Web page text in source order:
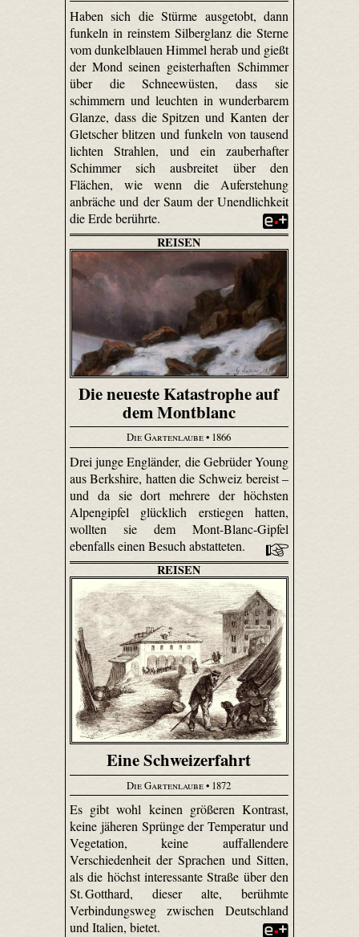
Haben sich die Stürme ausgetobt, dann
funkeln in reinstem Silberglanz die Sterne
vom dunkelblauen Himmel herab und gießt
der Mond seinen geisterhaften Schimmer
über die Schneewüsten, dass sie
schimmern und leuchten in wunderbarem
Glanze, dass die Spitzen und Kanten der
Gletscher blitzen und funkeln von tausend
lichten Strahlen, und ein zauberhafter
Schimmer sich ausbreitet über den
Flächen, wie wenn die Auferstehung
anbräche und der Saum der Unendlichkeit
die Erde berührte.
REISEN
Die neueste Katastrophe auf
dem Montblanc
Die Gartenlaube• 1866
Drei junge Engländer, die Gebrüder Young
aus Berkshire, hatten die Schweiz bereist –
und da sie dort mehrere der höchsten
Alpengipfel glücklich erstiegen hatten,
wollten sie dem Mont-Blanc-Gipfel
ebenfalls einen Besuch abstatteten.
REISEN
Eine Schweizerfahrt
Die Gartenlaube• 1872
Es gibt wohl keinen größeren Kontrast,
keine jäheren Sprünge der Temperatur und
Vegetation, keine auffallendere
Verschiedenheit der Sprachen und Sitten,
als die höchst interessante Straße über den
St. Gotthard, dieser alte, berühmte
Verbindungsweg zwischen Deutschland
und Italien, bietet.